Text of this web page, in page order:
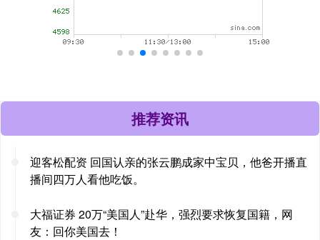
推荐资讯
迎客松配资 回国认亲的张云鹏成家中宝贝，他爸开播直
播间四万人看他吃饭。
大福证券 20万“美国人”赴华，强烈要求恢复国籍，网
友：回你美国去！